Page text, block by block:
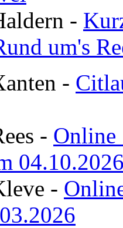
-
um's
-
- Online
-